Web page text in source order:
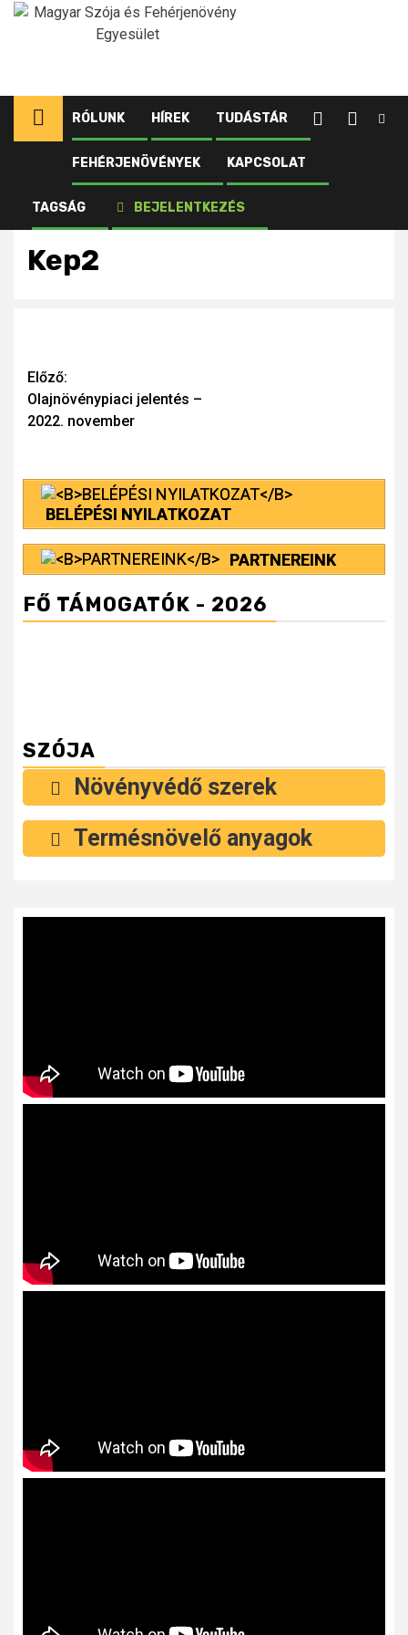
Ugrás
RÓLUNK HÍREK TUDÁSTÁR
FEHÉRJENÖVÉNYEK KAPCSOLAT
TAGSÁG BEJELENTKEZÉS
Kezdőlap
Újdonságok
Kep2
Continue
Reading
Előző:
Olajnövénypiaci jelentés –
2022. november
BELÉPÉSI NYILATKOZAT
PARTNEREINK
FŐ TÁMOGATÓK - 2026
SZÓJA
Növényvédő szerek
Termésnövelő anyagok